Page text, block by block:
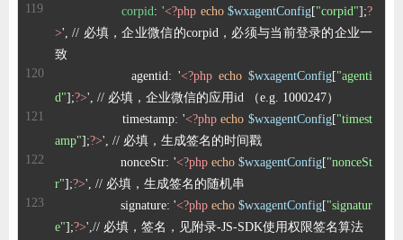
corpid: '<?php echo $wxagentConfig["corpid"];?
>', // 必填，企业微信的corpid，必须与当前登录的企业一
致
		  agentid: '
<?php echo $wxagentConfig["agenti
d"];?>
		  timestamp: '
<?php echo $wxagentConfig["timest
amp"];?>
', // 必填，生成签名的时间戳
		  nonceStr: '
<?php echo $wxagentConfig["nonceSt
r"];?>
		  signature: '
<?php echo $wxagentConfig["signatur
e"];?>
',// 必填，签名，见附录-JS-SDK使用权限签名算法